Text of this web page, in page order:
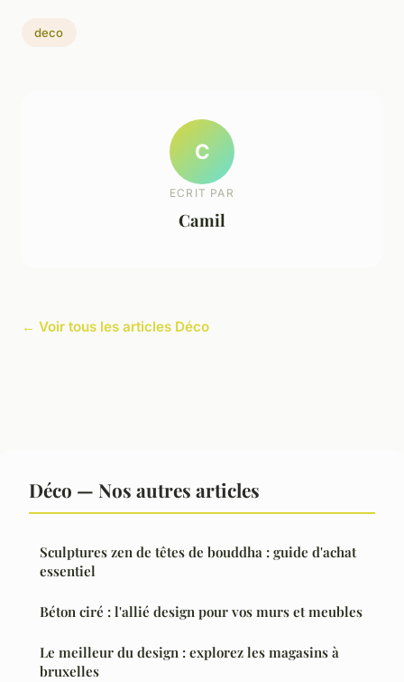
deco
C
ECRIT PAR
Camil
← Voir tous les articles Déco
Déco — Nos autres articles
Sculptures zen de têtes de bouddha : guide d'achat
essentiel
Béton ciré : l'allié design pour vos murs et meubles
Le meilleur du design : explorez les magasins à
bruxelles